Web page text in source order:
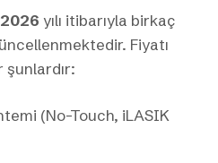
yılı itibarıyla birkaç
Fiyatı
(No-Touch, iLASIK